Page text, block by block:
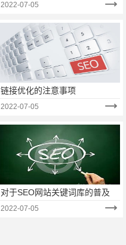
2022-07-05
链接优化的注意事项
2022-07-05
对于SEO网站关键词库的普及
2022-07-05